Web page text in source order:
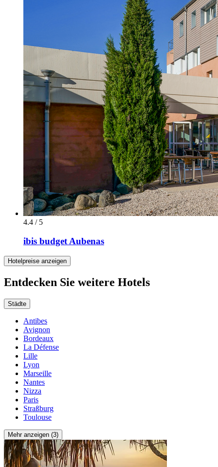
4.4 / 5
ibis budget Aubenas
Hotelpreise anzeigen
Entdecken Sie weitere Hotels
Städte
Antibes
Avignon
Bordeaux
La Défense
Lille
Lyon
Marseille
Nantes
Nizza
Paris
Straßburg
Toulouse
Mehr anzeigen (3)